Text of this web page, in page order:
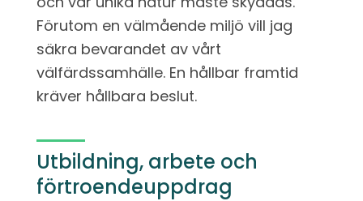
Förutom en välmående miljö vill jag
säkra bevarandet av vårt
välfärdssamhälle. En hållbar framtid
kräver hållbara beslut.
Utbildning, arbete och
förtroendeuppdrag